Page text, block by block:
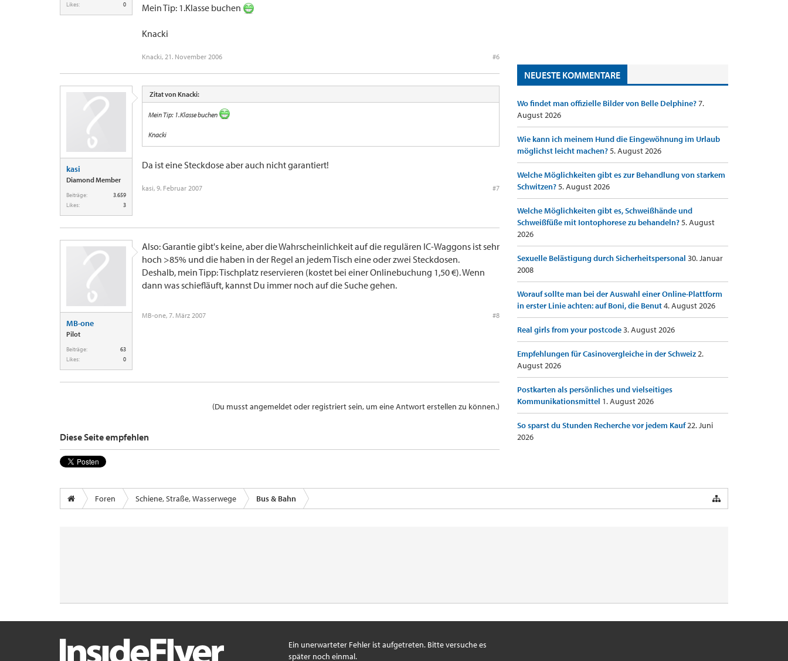
Likes:
0 Mein Tip: 1.Klasse buchen
Knacki
Knacki, 21. November 2006 #6
kasi
Diamond Member
Beiträge:
3.659
Likes:
3
Zitat von Knacki:
Mein Tip: 1.Klasse buchen
Knacki
Da ist eine Steckdose aber auch nicht garantiert!
kasi, 9. Februar 2007 #7
MB-one
Pilot
Beiträge:
63
Likes:
0
Also: Garantie gibt's keine, aber die Wahrscheinlichkeit auf die regulären IC-Waggons ist sehr
hoch >85% und die haben in der Regel an jedem Tisch eine oder zwei Steckdosen.
Deshalb, mein Tipp: Tischplatz reservieren (kostet bei einer Onlinebuchung 1,50 €). Wenn
dann was schiefläuft, kannst Du immer noch auf die Suche gehen.
MB-one, 7. März 2007 #8
(Du musst angemeldet oder registriert sein, um eine Antwort erstellen zu können.)
Diese Seite empfehlen
NEUESTE KOMMENTARE
Wo findet man offizielle Bilder von Belle Delphine?7.
August 2026
Wie kann ich meinem Hund die Eingewöhnung im Urlaub
möglichst leicht machen?5. August 2026
Welche Möglichkeiten gibt es zur Behandlung von starkem
Schwitzen?5. August 2026
Welche Möglichkeiten gibt es, Schweißhände und
Schweißfüße mit Iontophorese zu behandeln?5. August
2026
Sexuelle Belästigung durch Sicherheitspersonal 30. Januar
2008
Worauf sollte man bei der Auswahl einer Online-Plattform
in erster Linie achten: auf Boni, die Benut4. August 2026
Real girls from your postcode3. August 2026
Empfehlungen für Casinovergleiche in der Schweiz2.
August 2026
Postkarten als persönliches und vielseitiges
Kommunikationsmittel 1. August 2026
So sparst du Stunden Recherche vor jedem Kauf22. Juni
2026
Foren Schiene, Straße, Wasserwege Bus & Bahn
Ein unerwarteter Fehler ist aufgetreten. Bitte versuche es
später noch einmal.